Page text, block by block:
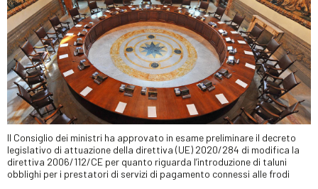
Il Consiglio dei ministri ha approvato in esame preliminare il decreto
legislativo di attuazione della direttiva (UE) 2020/284 di modifica la
direttiva 2006/112/CE per quanto riguarda l’introduzione di taluni
obblighi per i prestatori di servizi di pagamento connessi alle frodi